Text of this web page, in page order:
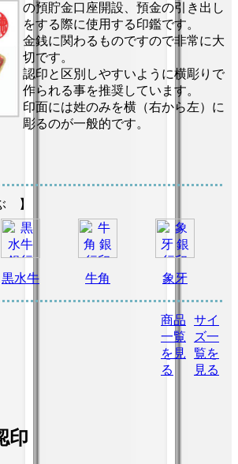
の預貯金口座開設、預金の引き出し
をする際に使用する印鑑です。
金銭に関わるものですので非常に大
切です。
認印と区別しやすいように横彫りで
作られる事を推奨しています。
印面には姓のみを横（右から左）に
彫るのが一般的です。
】
黒水牛 牛角 象牙
商品
一覧
を見
る
サイ
ズ一
覧を
見る
印